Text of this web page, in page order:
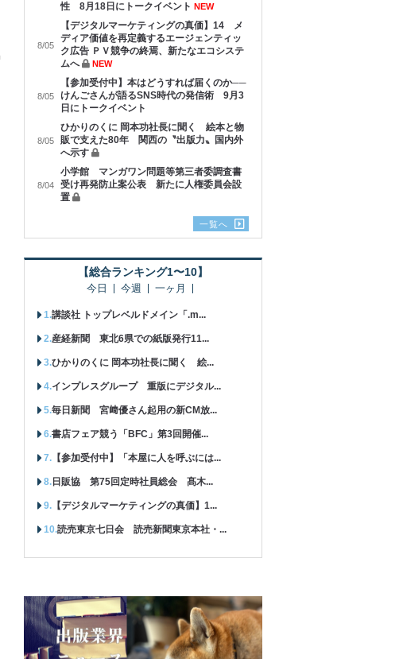
性 8月18日にトークイベント NEW
8/05
【デジタルマーケティングの真価】14 メ
ディア価値を再定義するエージェンティッ
ク広告 ＰＶ競争の終焉、新たなエコシステ
ムへ
NEW
8/05
【参加受付中】本はどうすれば届くのか──
けんごさんが語るSNS時代の発信術 9月3
日にトークイベント
8/05
ひかりのくに 岡本功社長に聞く 絵本と物
販で支えた80年 関西の〝出版力〟国内外
へ示す
8/04
小学館 マンガワン問題等第三者委調査書
受け再発防止案公表 新たに人権委員会設
置
一覧へ
【総合ランキング1〜10】
今日 今週 一ヶ月
講談社 トップレベルドメイン「.m...
産経新聞 東北6県での紙版発行11...
ひかりのくに 岡本功社長に聞く 絵...
インプレスグループ 重版にデジタル...
毎日新聞 宮﨑優さん起用の新CM放...
書店フェア競う「BFC」第3回開催...
【参加受付中】「本屋に人を呼ぶには...
日販協 第75回定時社員総会 髙木...
【デジタルマーケティングの真価】1...
読売東京七日会 読売新聞東京本社・...